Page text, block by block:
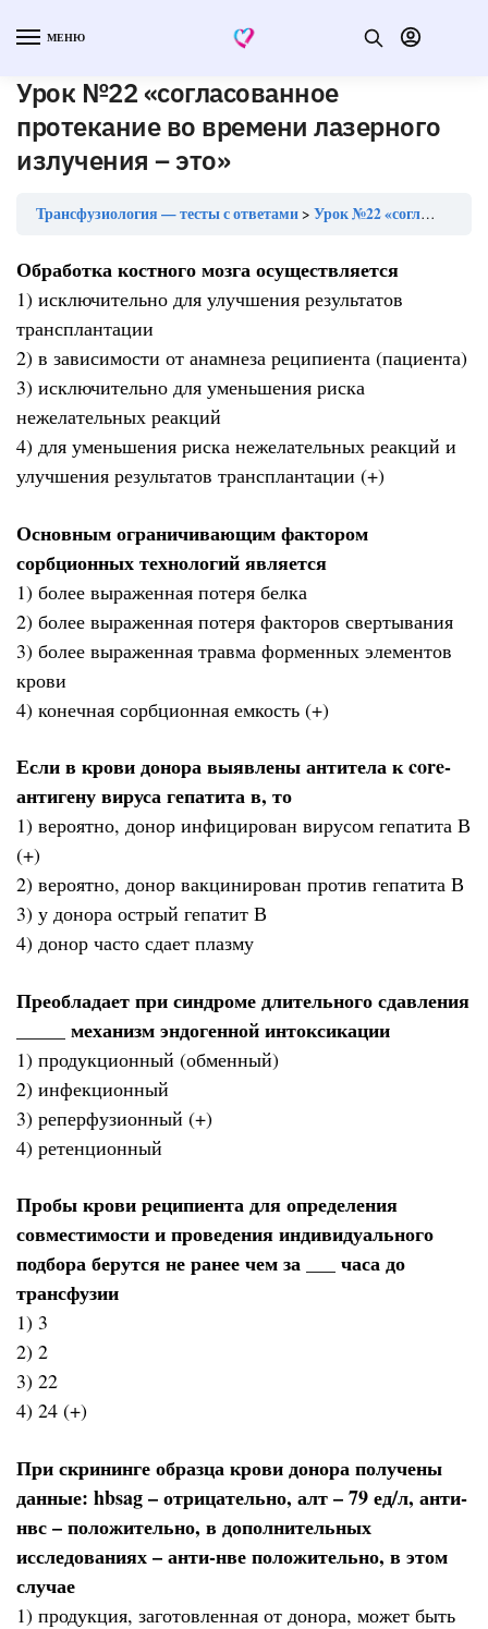
МЕНЮ
Урок №22 «согласованное
протекание во времени лазерного
излучения – это»
Трансфузиология — тесты с ответами Урок №22 «согласованное протекание во времени лазерного излучения – это»
Обработка костного мозга осуществляется
1) исключительно для улучшения результатов
трансплантации
2) в зависимости от анамнеза реципиента (пациента)
3) исключительно для уменьшения риска
нежелательных реакций
4) для уменьшения риска нежелательных реакций и
улучшения результатов трансплантации (+)
Основным ограничивающим фактором
сорбционных технологий является
1) более выраженная потеря белка
2) более выраженная потеря факторов свертывания
3) более выраженная травма форменных элементов
крови
4) конечная сорбционная емкость (+)
Если в крови донора выявлены антитела к core-
антигену вируса гепатита в, то
1) вероятно, донор инфицирован вирусом гепатита В
(+)
2) вероятно, донор вакцинирован против гепатита В
3) у донора острый гепатит В
4) донор часто сдает плазму
Преобладает при синдроме длительного сдавления
_____ механизм эндогенной интоксикации
1) продукционный (обменный)
2) инфекционный
3) реперфузионный (+)
4) ретенционный
Пробы крови реципиента для определения
совместимости и проведения индивидуального
подбора берутся не ранее чем за ___ часа до
трансфузии
1) 3
2) 2
3) 22
4) 24 (+)
При скрининге образца крови донора получены
данные: hbsag – отрицательно, алт – 79 ед/л, анти-
нвс – положительно, в дополнительных
исследованиях – анти-нве положительно, в этом
случае
1) продукция, заготовленная от донора, может быть